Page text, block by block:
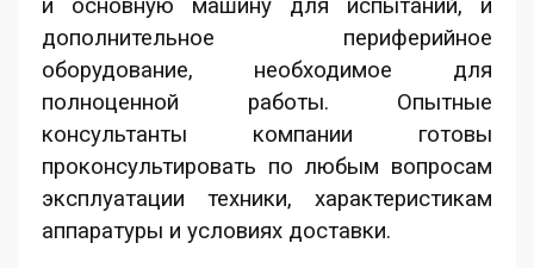
и основную машину для испытаний, и
дополнительное периферийное
оборудование, необходимое для
полноценной работы. Опытные
консультанты компании готовы
проконсультировать по любым вопросам
эксплуатации техники, характеристикам
аппаратуры и условиях доставки.